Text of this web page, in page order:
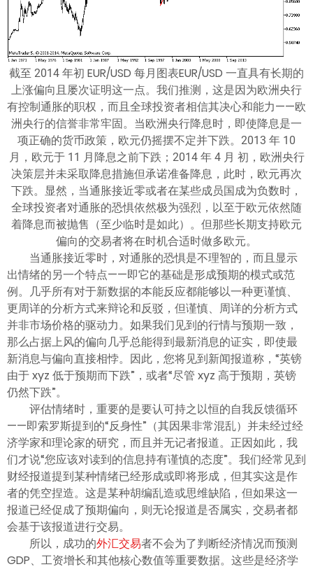
截至 2014 年初 EUR/USD 每月图表EUR/USD 一直具有长期的
上涨偏向且屡次证明这一点。我们推测，这是因为欧洲央行
有控制通胀的职权，而且全球投资者相信其决心和能力——欧
洲央行的信誉非常牢固。当欧洲央行降息时，即使降息是一
项正确的货币政策，欧元仍摇摆不定并下跌。2013 年 10
月，欧元于 11 月降息之前下跌；2014 年 4 月 初，欧洲央行
决策层并未采取降息措施但承诺准备降息，此时，欧元再次
下跌。显然，当通胀接近零或者在某些成员国成为负数时，
全球投资者对通胀的恐惧依然极为强烈，以至于欧元依然随
着降息而被抛售（至少临时是如此）。但那些长期支持欧元
偏向的交易者将在时机合适时做多欧元。
当通胀接近零时，对通胀的恐惧是不理智的，而且显示
出情绪的另一个特点——即它的基础是形成预期的模式或范
例。几乎所有对于新数据的本能反应都能够以一种更谨慎、
更周详的分析方式来辩论和反驳，但谨慎、周详的分析方式
并非市场价格的驱动力。如果我们见到的行情与预期一致，
那么占据上风的偏向几乎总能得到最新消息的证实，即使最
新消息与偏向直接相悖。因此，您将见到新闻报道称，“英镑
由于 xyz 低于预期而下跌”，或者“尽管 xyz 高于预期，英镑
仍然下跌”。
评估情绪时，重要的是要认可持之以恒的自我反馈循环
——即索罗斯提到的“反身性”（其因果非常混乱）并未经过经
济学家和理论家的研究，而且并无记者报道。正因如此，我
们才说“您应该对读到的信息持有谨慎的态度”。我们经常见到
财经报道提到某种情绪已经形成或即将形成，但其实这是作
者的凭空捏造。这是某种胡编乱造或思维缺陷，但如果这一
报道已经促成了预期偏向，则无论报道是否属实，交易者都
会基于该报道进行交易。
所以，成功的外汇交易者不会为了判断经济情况而预测
GDP、工资增长和其他核心数值等重要数据。这些是经济学